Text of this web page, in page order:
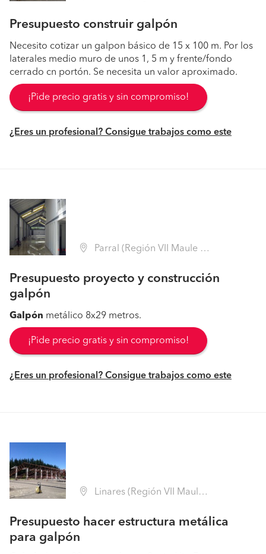
Presupuesto construir galpón
Necesito cotizar un galpon básico de 15 x 100 m. Por los
laterales medio muro de unos 1, 5 m y frente/fondo
cerrado cn portón. Se necesita un valor aproximado.
¡Pide precio gratis y sin compromiso!
¿Eres un profesional? Consigue trabajos como este
Parral (Región VII Maule - Linares)
Presupuesto proyecto y construcción
galpón
Galpón metálico 8x29 metros.
¡Pide precio gratis y sin compromiso!
¿Eres un profesional? Consigue trabajos como este
Linares (Región VII Maule - Linares)
Presupuesto hacer estructura metálica
para galpón